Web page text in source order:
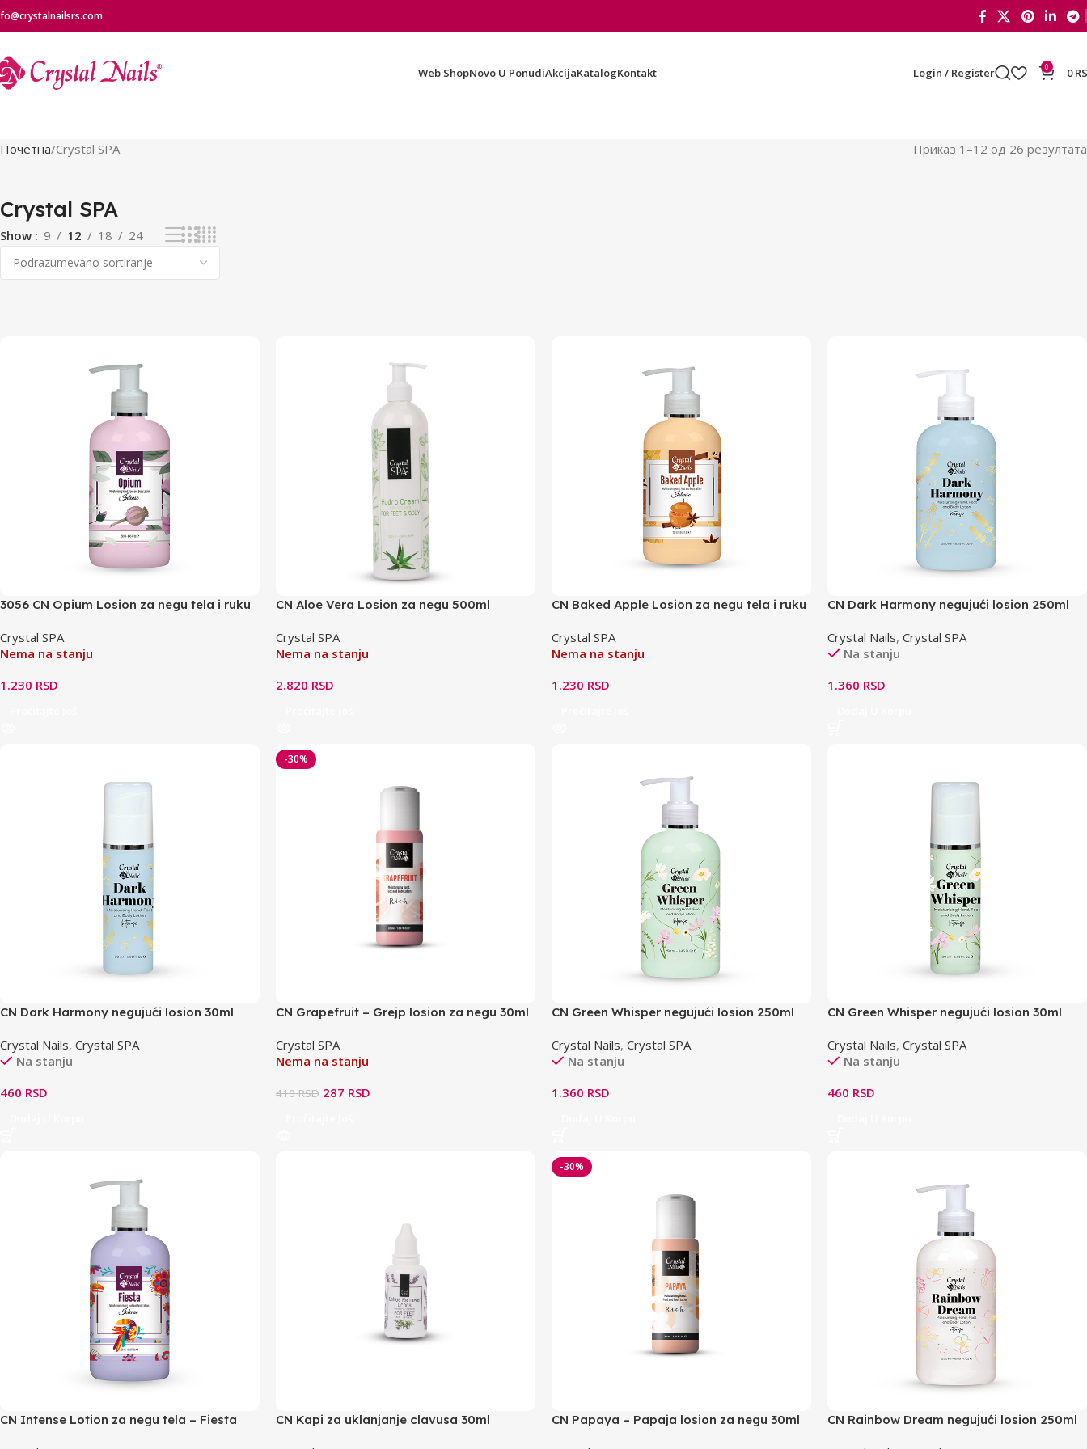
Web ShopNovo U PonudiAkcijaKatalogKontakt Login / Register 0 0
Почетна Crystal SPA Приказ 1–12 од 26 резултата
Crystal SPA
Show 9 12 18 24
3056 CN Opium Losion za negu tela i ruku
Crystal SPA
Nema na stanju
1.230 RSD
CN Aloe Vera Losion za negu 500ml
Crystal SPA
Nema na stanju
2.820 RSD
CN Baked Apple Losion za negu tela i ruku
Crystal SPA
Nema na stanju
1.230 RSD
CN Dark Harmony negujući losion 250ml
Crystal Nails, Crystal SPA
Na stanju
1.360 RSD
CN Dark Harmony negujući losion 30ml
Crystal Nails, Crystal SPA
Na stanju
460 RSD
-30%
CN Grapefruit – Grejp losion za negu 30ml
Crystal SPA
Nema na stanju
410RSD 287 RSD
CN Green Whisper negujući losion 250ml
Crystal Nails, Crystal SPA
Na stanju
1.360 RSD
CN Green Whisper negujući losion 30ml
Crystal Nails, Crystal SPA
Na stanju
460 RSD
CN Intense Lotion za negu tela – Fiesta
CN Kapi za uklanjanje clavusa 30ml
-30%
CN Papaya – Papaja losion za negu 30ml CN Rainbow Dream negujući losion 250ml